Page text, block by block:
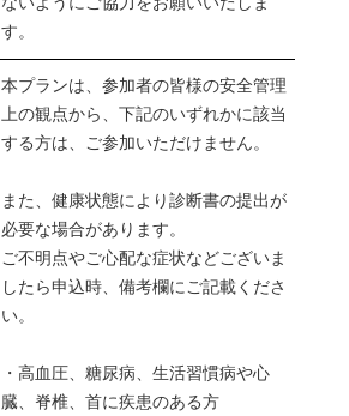
す。
本プランは、参加者の皆様の安全管理
上の観点から、下記のいずれかに該当
する方は、ご参加いただけません。
また、健康状態により診断書の提出が
必要な場合があります。
ご不明点やご心配な症状などございま
したら申込時、備考欄にご記載くださ
い。
・高血圧、糖尿病、生活習慣病や心
臓、脊椎、首に疾患のある方